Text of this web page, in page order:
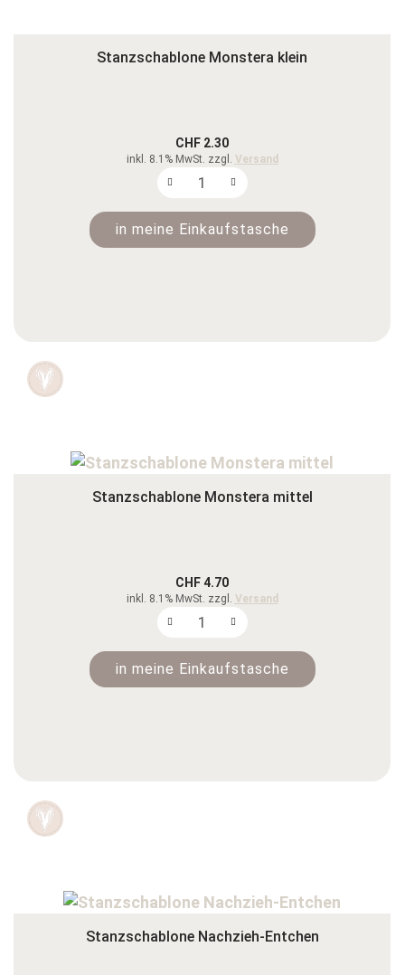
Stanzschablone Monstera klein
CHF 2.30
inkl. 8.1% MwSt. zzgl. Versand
in meine Einkaufstasche
Stanzschablone Monstera mittel
CHF 4.70
inkl. 8.1% MwSt. zzgl. Versand
in meine Einkaufstasche
Stanzschablone Nachzieh-Entchen